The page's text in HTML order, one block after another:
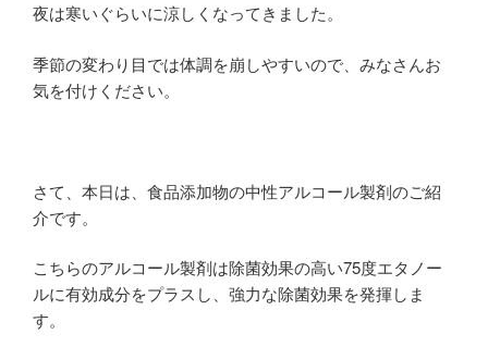
夜は寒いぐらいに涼しくなってきました。
季節の変わり目では体調を崩しやすいので、みなさんお
気を付けください。
さて、本日は、食品添加物の中性アルコール製剤のご紹
介です。
こちらのアルコール製剤は除菌効果の高い75度エタノー
ルに有効成分をプラスし、強力な除菌効果を発揮しま
す。